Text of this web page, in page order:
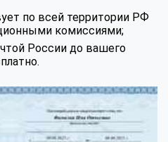
по всей территории РФ
комиссиями;
России до вашего